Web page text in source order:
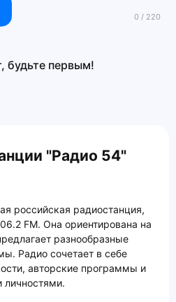
будьте первым!
"Радио 54"
российская радиостанция,
FM. Она ориентирована на
разнообразные
Радио сочетает в себе
авторские программы и
личностями.